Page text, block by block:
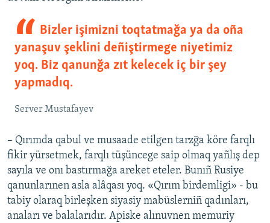
Bizler işimizni toqtatmağa ya da oña
yanaşuv şeklini deñiştirmege niyetimiz
yoq. Biz qanunğa zıt kelecek iç bir şey
yapmadıq.
Server Mustafayev
– Qırımda qabul ve musaade etilgen tarzğa köre farqlı
fikir yürsetmek, farqlı tüşüncege saip olmaq yañlış dep
sayıla ve onı bastırmağa areket eteler. Bunıñ Rusiye
qanunlarınen asla alâqası yoq. «Qırım birdemligi» - bu
tabiy olaraq birleşken siyasiy mabüslerniñ qadınları,
anaları ve balalarıdır. Apiske alınuvnen memuriy